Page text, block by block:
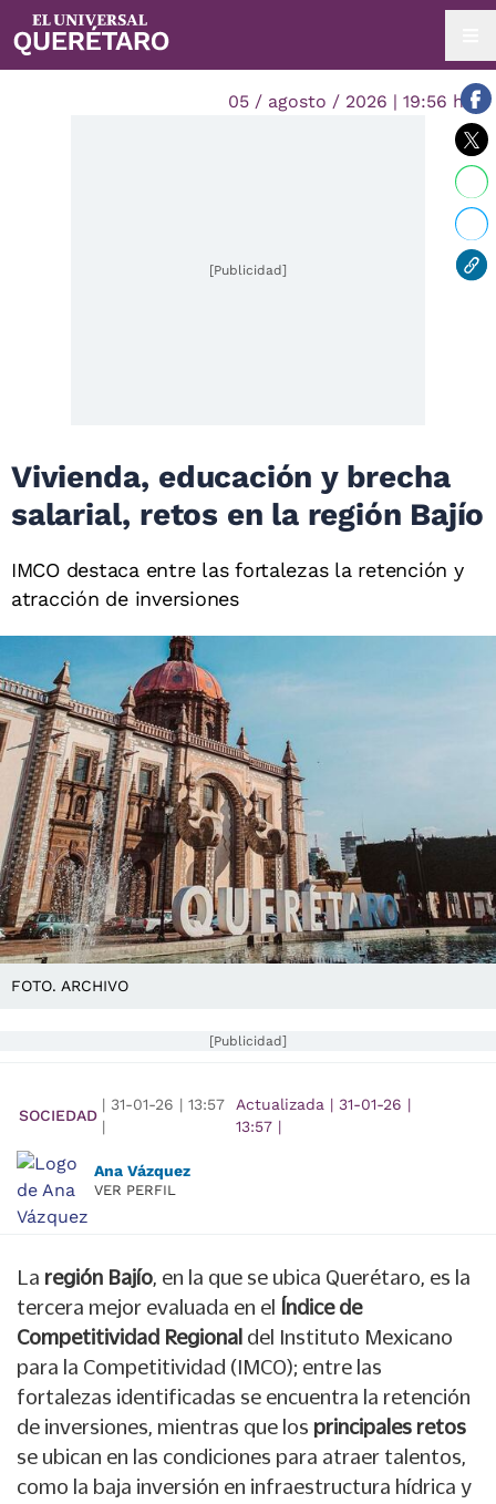
05 / agosto / 2026 | 19:56 hrs.
[Publicidad]
Vivienda, educación y brecha
salarial, retos en la región Bajío
IMCO destaca entre las fortalezas la retención y
atracción de inversiones
FOTO. ARCHIVO
[Publicidad]
SOCIEDAD
| 31-01-26 | 13:57
|
Actualizada | 31-01-26 |
13:57|
Ana Vázquez
VER PERFIL
La región Bajío, en la que se ubica Querétaro, es la
tercera mejor evaluada en el Índice de
Competitividad Regional del Instituto Mexicano
para la Competitividad (IMCO); entre las
fortalezas identificadas se encuentra la retención
de inversiones, mientras que los principales retos
se ubican en las condiciones para atraer talentos,
como la baja inversión en infraestructura hídrica y